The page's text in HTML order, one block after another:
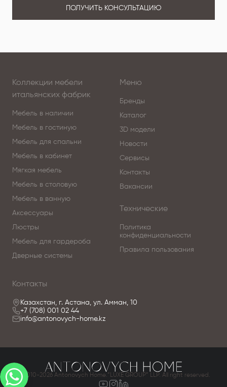
ПОЛУЧИТЬ КОНСУЛЬТАЦИЮ
Коллекции мебели
итальянских фабрик
Мебель в наличии
Мебель в гостиную
Мебель для спальни
Мебель в кабинет
Мягкая мебель
Мебель в столовую
Мебель в ванную
Аксессуары
Люстры
Мебель для гардероба
Дверные системы
Меню
Бренды
Каталог
3D модели
Новости
Сервисы
Контакты
Вакансии
Технические
Политика
конфиденциальности
Правила пользования
Контакты
Казахстан, г. Астана, ул. Амман, 10
+7 (708) 001 02 44
info@antonovych-home.kz
© 2010-2026 Antonovych Home.”LUXE GROUP” LLP. All right reserved.